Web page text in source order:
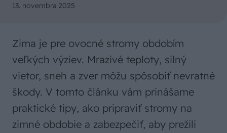
13. novembra 2025
Zima je pre ovocné stromy obdobím
veľkých výziev. Mrazivé teploty, silný
vietor, sneh a zver môžu spôsobiť nevratné
škody. V tomto článku vám prinášame
praktické tipy, ako pripraviť stromy na
zimné obdobie a zabezpečiť, aby prežili